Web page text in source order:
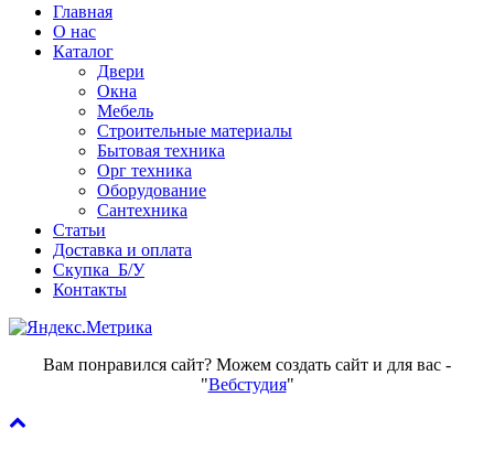
Главная
О нас
Каталог
Двери
Окна
Мебель
Строительные материалы
Бытовая техника
Орг техника
Оборудование
Сантехника
Статьи
Доставка и оплата
Скупка Б/У
Контакты
Вам понравился сайт? Можем создать сайт и для вас -
"Вебстудия"